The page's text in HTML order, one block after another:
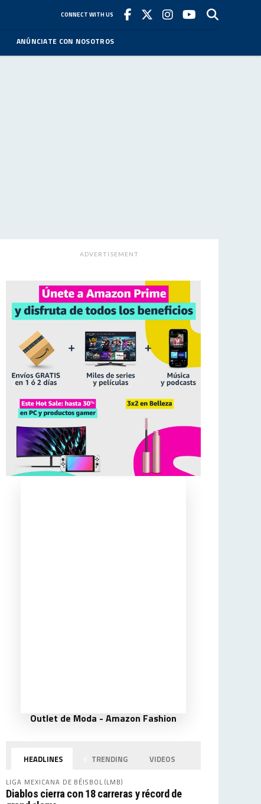
CONNECT WITH US
ANÚNCIATE CON NOSOTROS
ADVERTISEMENT
Outlet de Moda - Amazon Fashion
HEADLINES TRENDING VIDEOS
LIGA MEXICANA DE BÉISBOL (LMB)
Diablos cierra con 18 carreras y récord de